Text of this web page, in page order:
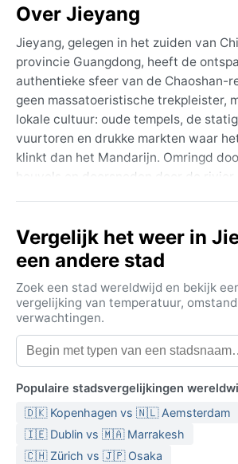
Over Jieyang
Jieyang, gelegen in het zuiden van
provincie Guangdong, heeft de
authentieke sfeer van de Chaoshan-
geen massatoeristische trekpleister,
lokale cultuur: oude tempels, de
vuurtoren en drukke markten waar
klinkt dan het Mandarijn. Omringd
heuvels en doorsneden door de rivier
altijd aan alsof er net regen is
permanente, frisse nevel die de stad
Het klimaat is volgens Köppen Cwa:
subtropisch met een droge winter. De
september) zijn heet en drukkend,
rond 33°C en een luchtvochtigheid
de 80% zakt. De moesson brengt
halfuur straten in beekjes verandert.
(december tot februari) is mild en
overdag 18°C, ‘s nachts koel.
spaarzaam. Iemand die in de zomer
Vergelijk het weer in
een andere stad
Zoek een stad wereldwijd en bekijk
vergelijking van temperatuur,
verwachtingen.
Populaire stadsvergelijkingen
🇩🇰 Kopenhagen vs 🇳🇱 Aemsterdam
🇮🇪 Dublin vs 🇲🇦 Marrakesh
🇨🇭 Zürich vs 🇯🇵 Osaka